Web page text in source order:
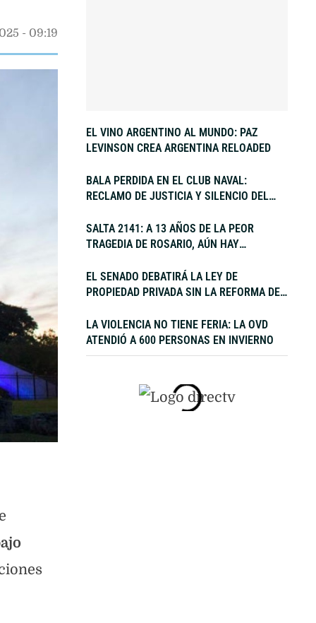
- 09:19
EL VINO ARGENTINO AL MUNDO: PAZ
LEVINSON CREA ARGENTINA RELOADED
BALA PERDIDA EN EL CLUB NAVAL:
RECLAMO DE JUSTICIA Y SILENCIO DEL
SALTA 2141: A 13 AÑOS DE LA PEOR
TRAGEDIA DE ROSARIO, AÚN HAY
EL SENADO DEBATIRÁ LA LEY DE
PROPIEDAD PRIVADA SIN LA REFORMA DE
LA VIOLENCIA NO TIENE FERIA: LA OVD
ATENDIÓ A 600 PERSONAS EN INVIERNO